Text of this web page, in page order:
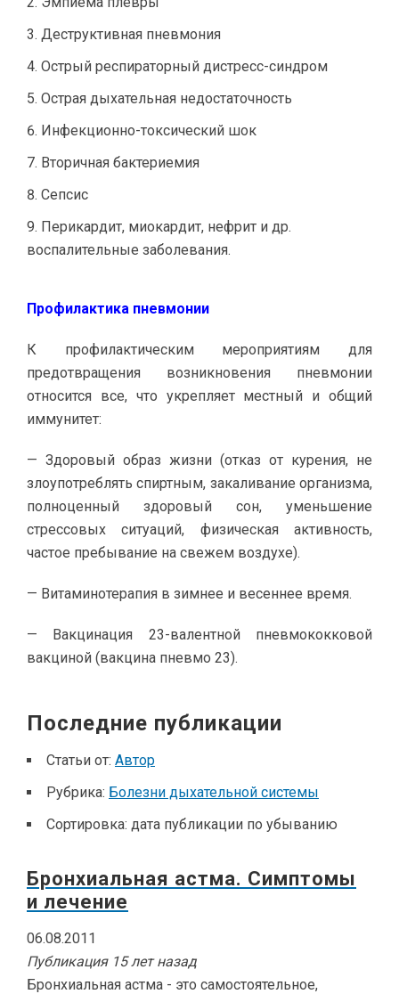
Деструктивная пневмония
Острый респираторный дистресс-синдром
Острая дыхательная недостаточность
Инфекционно-токсический шок
Вторичная бактериемия
Сепсис
Перикардит, миокардит, нефрит и др.
воспалительные заболевания.
Профилактика пневмонии
К профилактическим мероприятиям для
предотвращения возникновения пневмонии
относится все, что укрепляет местный и общий
иммунитет:
— Здоровый образ жизни (отказ от курения, не
злоупотреблять спиртным, закаливание организма,
полноценный здоровый сон, уменьшение
стрессовых ситуаций, физическая активность,
частое пребывание на свежем воздухе).
— Витаминотерапия в зимнее и весеннее время.
— Вакцинация 23-валентной пневмококковой
вакциной (вакцина пневмо 23).
Последние публикации
Статьи от: Автор
Рубрика: Болезни дыхательной системы
Сортировка: дата публикации по убыванию
Бронхиальная астма. Симптомы
и лечение
06.08.2011
Публикация 15 лет назад
Бронхиальная астма - это самостоятельное,